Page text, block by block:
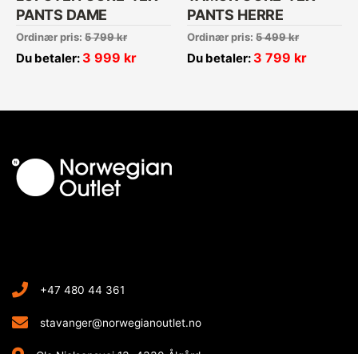
PANTS DAME
Ordinær pris: 5 799kr
Du betaler: 3 999 kr
PANTS HERRE
Ordinær pris: 5 499kr
Du betaler: 3 799 kr
+47 480 44 361
stavanger@norwegianoutlet.no